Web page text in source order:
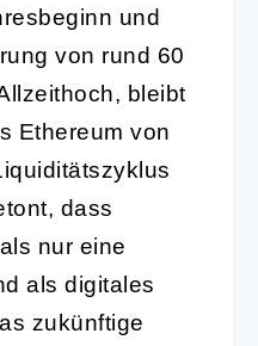
und
von rund 60
bleibt
Ethereum von
dass
nur eine
als digitales
zukünftige